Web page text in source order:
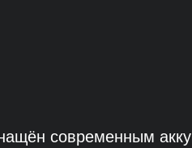
современным